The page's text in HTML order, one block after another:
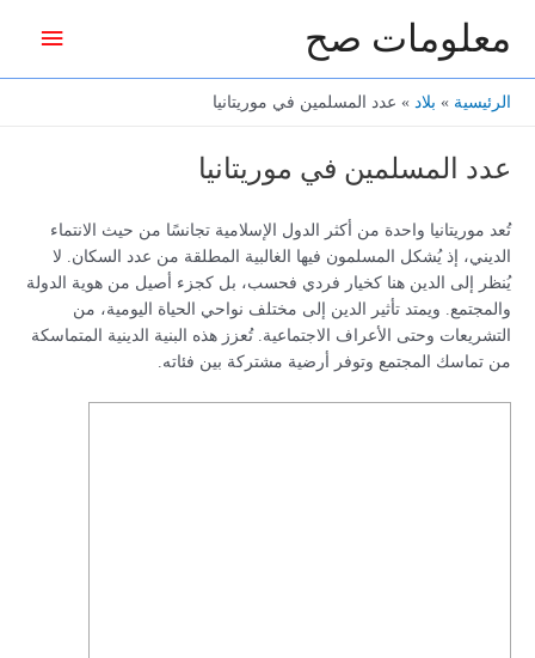
معلومات صح
الرئيسية بلاد عدد المسلمين في موريتانيا
عدد المسلمين في موريتانيا
تُعد موريتانيا واحدة من أكثر الدول الإسلامية تجانسًا من حيث الانتماء
الديني، إذ يُشكل المسلمون فيها الغالبية المطلقة من عدد السكان. لا
يُنظر إلى الدين هنا كخيار فردي فحسب، بل كجزء أصيل من هوية الدولة
والمجتمع. ويمتد تأثير الدين إلى مختلف نواحي الحياة اليومية، من
التشريعات وحتى الأعراف الاجتماعية. تُعزز هذه البنية الدينية المتماسكة
من تماسك المجتمع وتوفر أرضية مشتركة بين فئاته.